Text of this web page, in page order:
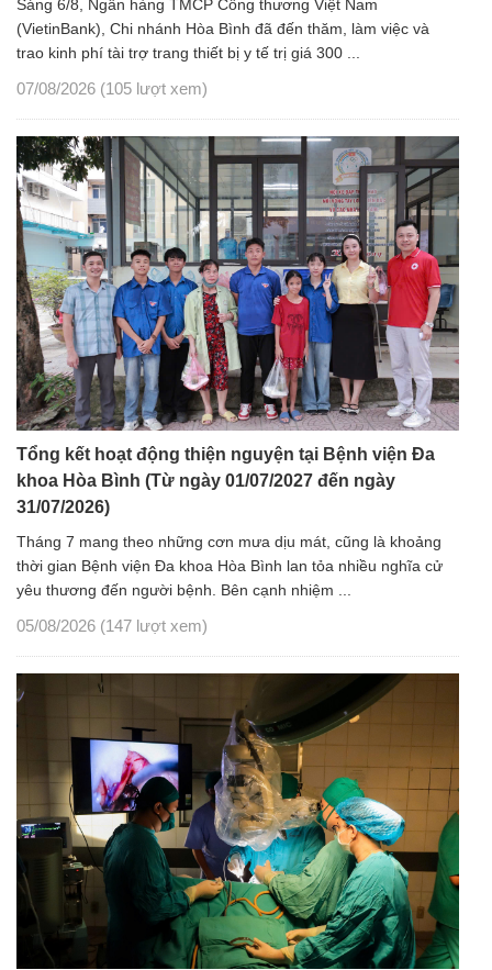
Sáng 6/8, Ngân hàng TMCP Công thương Việt Nam
(VietinBank), Chi nhánh Hòa Bình đã đến thăm, làm việc và
trao kinh phí tài trợ trang thiết bị y tế trị giá 300 ...
07/08/2026 (105 lượt xem)
Tổng kết hoạt động thiện nguyện tại Bệnh viện Đa
khoa Hòa Bình (Từ ngày 01/07/2027 đến ngày
31/07/2026)
Tháng 7 mang theo những cơn mưa dịu mát, cũng là khoảng
thời gian Bệnh viện Đa khoa Hòa Bình lan tỏa nhiều nghĩa cử
yêu thương đến người bệnh. Bên cạnh nhiệm ...
05/08/2026 (147 lượt xem)